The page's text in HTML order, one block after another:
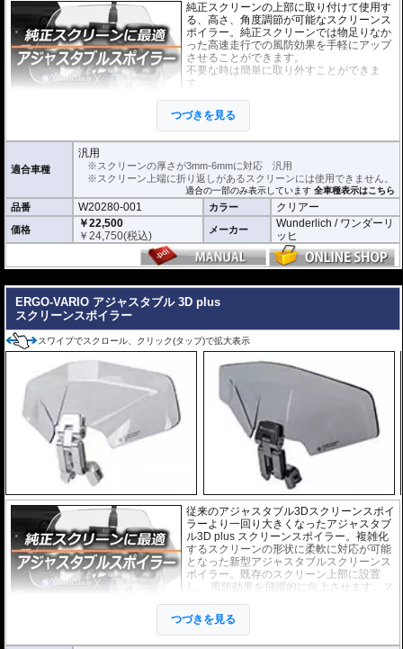
純正スクリーンの上部に取り付けて使用す
る、高さ、角度調節が可能なスクリーンス
ポイラー。純正スクリーンでは物足りなか
った高速走行での風防効果を手軽にアップ
させることができます。
不要な時は簡単に取り外すことができま
す。
ば、取り付けが可能です。
外寸(スクリーン) : 横 x 高さ : 約23cm x 7c
m
※スクリーンを挟み込んで取り付けるタイ
プのため、上端に折り返しのあるスクリー
ンには使用できません。
※商品は汎用品ですが、一部車種について
はメーカーで取付確認がされています。詳
細は適合情報の全車種表示をご確認くださ
※BMW R1250RS / R1200RSLCは専用の
W42350-201 / W42350202をお求め下さ
い。
つづきを見る
適合車種
汎用
※スクリーンの厚さが3mm-6mmに対応 汎用
※スクリーン上端に折り返しがあるスクリーンには使用できません。
適合の一部のみ表示しています全車種表示はこちら
品番 W20280-001 カラー クリアー
価格
￥22,500
￥24,750(税込) メーカー
Wunderlich / ワンダーリ
ッヒ
ERGO-VARIO アジャスタブル 3D plus
スクリーンスポイラー
スワイプでスクロール、クリック(タップ)で拡大表示
従来のアジャスタブル3Dスクリーンスポイ
ラーより一回り大きくなったアジャスタブ
ル3D plus スクリーンスポイラー。複雑化
するスクリーンの形状に柔軟に対応が可能
となった新型アジャスタブルスクリーンス
ポイラー。既存のスクリーン上部に設置
し、 風防効果を飛躍的に向上させます。ス
調整が可能。走行シーンに合わせてご利用
頂けます。また、不要な時にはと簡単 に取
り外すことができます。
つづきを見る